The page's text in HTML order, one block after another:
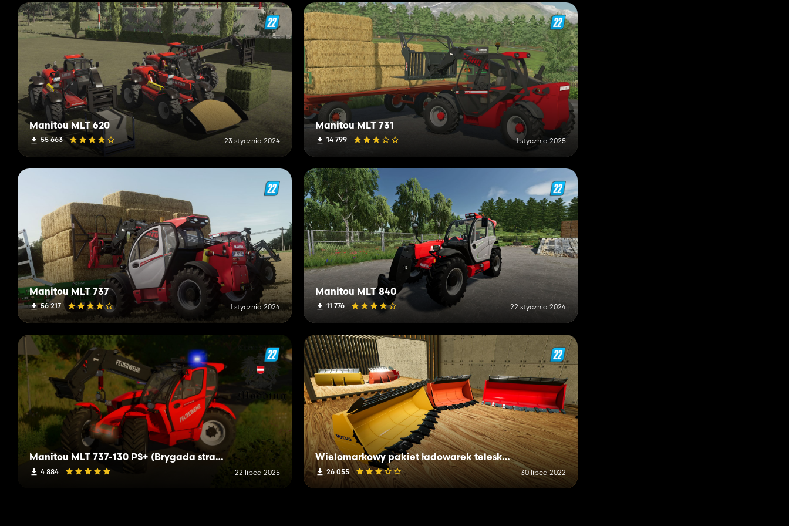
Manitou MLT 620
55 663 23 stycznia 2024
Manitou MLT 731
14 799 1 stycznia 2025
Manitou MLT 737
56 217 1 stycznia 2024
Manitou MLT 840
11 776 22 stycznia 2024
Manitou MLT 737-130 PS+ (Brygada strażacka)
4 884 22 lipca 2025
Wielomarkowy pakiet ładowarek teleskopowych i ładowarek kołowych
26 055 30 lipca 2022